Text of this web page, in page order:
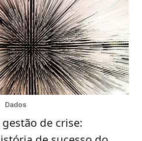
Dados
de crise: